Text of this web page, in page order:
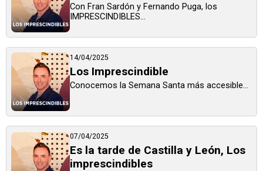
Con Fran Sardón y Fernando Puga, los
IMPRESCINDIBLES...
14/04/2025
Los Imprescindible
Conocemos la Semana Santa más accesible...
07/04/2025
Es la tarde de Castilla y León, Los
imprescindibles